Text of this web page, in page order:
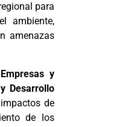
para
ambiente,
amenazas
y
Desarrollo
de
de los